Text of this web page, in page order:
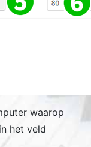
waarop
het veld